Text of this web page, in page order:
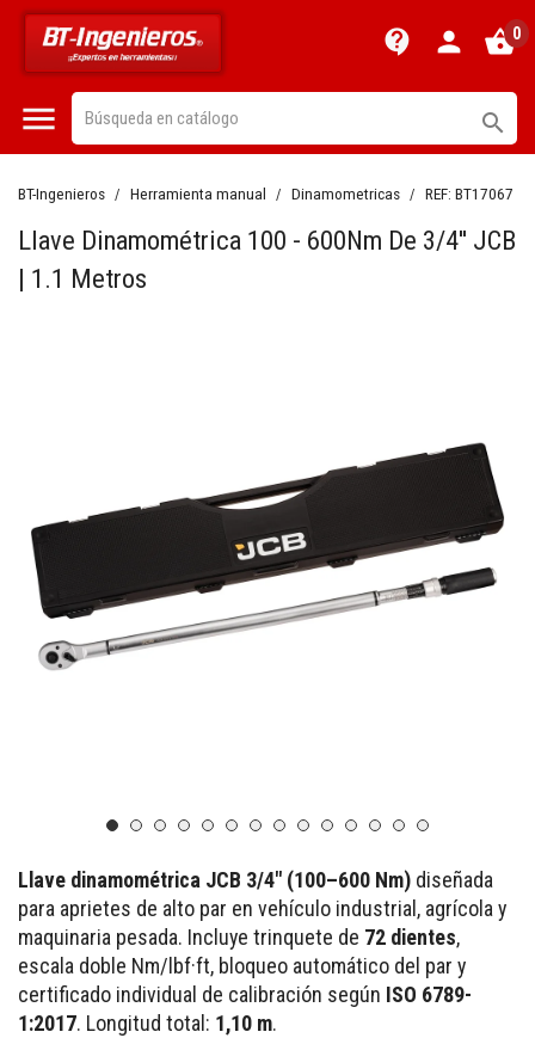
contact_support person shopping_basket0
 
BT-Ingenieros Herramienta manual Dinamometricas REF: BT17067
Llave Dinamométrica 100 - 600Nm De 3/4'' JCB
| 1.1 Metros
Llave dinamométrica JCB 3/4" (100–600 Nm) diseñada
para aprietes de alto par en vehículo industrial, agrícola y
maquinaria pesada. Incluye trinquete de 72 dientes,
escala doble Nm/lbf·ft, bloqueo automático del par y
certificado individual de calibración según ISO 6789-
1:2017. Longitud total: 1,10 m.